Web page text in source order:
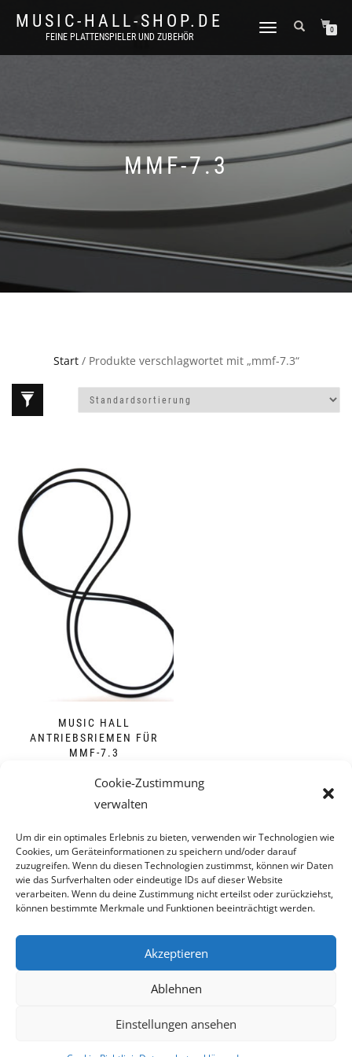
Cookie-Zustimmung
verwalten
Um dir ein optimales Erlebnis zu bieten, verwenden wir Technologien wie
Cookies, um Geräteinformationen zu speichern und/oder darauf
zuzugreifen. Wenn du diesen Technologien zustimmst, können wir Daten
wie das Surfverhalten oder eindeutige IDs auf dieser Website
verarbeiten. Wenn du deine Zustimmung nicht erteilst oder zurückziehst,
können bestimmte Merkmale und Funktionen beeinträchtigt werden.
Akzeptieren
Ablehnen
Einstellungen ansehen
MUSIC-HALL-SHOP.DE
FEINE PLATTENSPIELER UND ZUBEHÖR
NAVIGATION
0
MMF-7.3
Start/ Produkte verschlagwortet mit „mmf-7.3“
MUSIC HALL
ANTRIEBSRIEMEN FÜR
MMF-7.3
DETAILS
inkl. MwSt.
zzgl.Versandkosten
Lieferzeit:3-5 Tage
WIDERRUFEN